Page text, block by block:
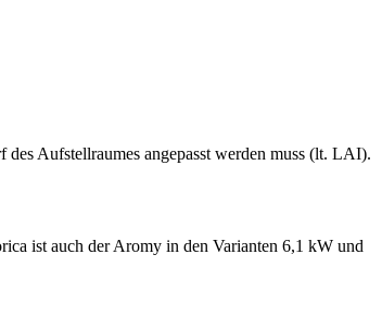
Aufstellraumes angepasst werden muss (lt. LAI).
ist auch der Aromy in den Varianten 6,1 kW und